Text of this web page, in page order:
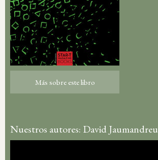
Más sobre este libro
Nuestros autores: David Jaumandreu